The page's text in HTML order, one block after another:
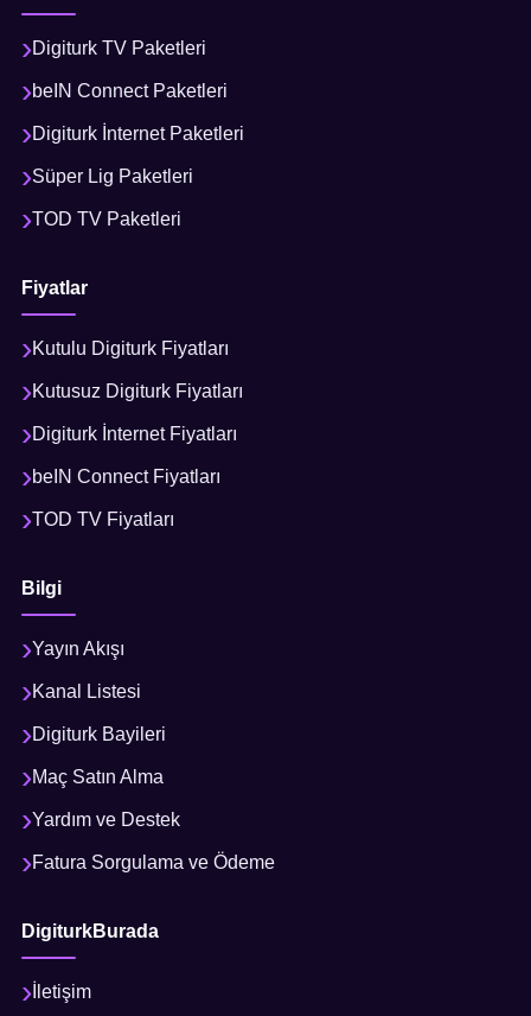
Digiturk TV Paketleri
beIN Connect Paketleri
Digiturk İnternet Paketleri
Süper Lig Paketleri
TOD TV Paketleri
Fiyatlar
Kutulu Digiturk Fiyatları
Kutusuz Digiturk Fiyatları
Digiturk İnternet Fiyatları
beIN Connect Fiyatları
TOD TV Fiyatları
Bilgi
Yayın Akışı
Kanal Listesi
Digiturk Bayileri
Maç Satın Alma
Yardım ve Destek
Fatura Sorgulama ve Ödeme
DigiturkBurada
İletişim